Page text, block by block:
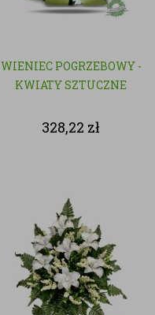
WIENIEC POGRZEBOWY -
KWIATY SZTUCZNE
328,22 zł